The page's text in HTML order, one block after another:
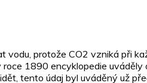
protože CO2 vzniká při
1890 encyklopedie
tento údaj byl uváděný už